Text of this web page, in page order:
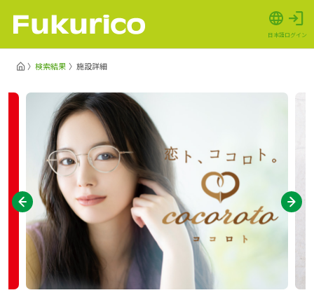
日本語ログイン
検索結果 施設詳細